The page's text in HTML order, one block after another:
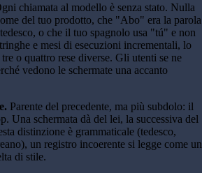
chiamata al modello è senza stato. Nulla
del tuo prodotto, che "Abo" era la parola
o che il tuo spagnolo usa "tú" e non
e mesi di esecuzioni incrementali, lo
o quattro rese diverse. Gli utenti se ne
vedono le schermate una accanto
Parente del precedente, ma più subdolo: il
Una schermata dà del lei, la successiva del
distinzione è grammaticale (tedesco,
un registro incoerente si legge come un
di stile.